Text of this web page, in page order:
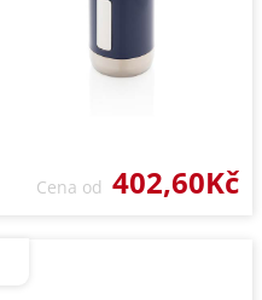
Cena od 402,60Kč